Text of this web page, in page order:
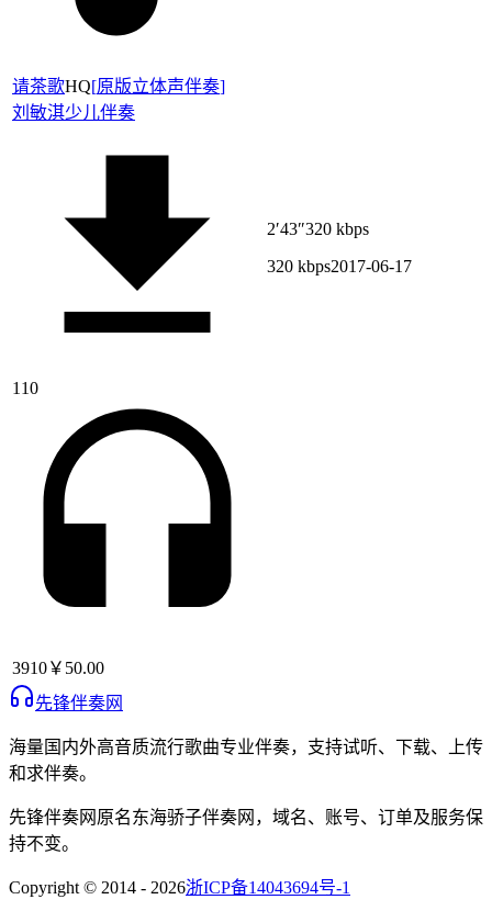
请茶歌HQ[原版立体声伴奏]
刘敏淇少儿伴奏
110
3910￥50.00
2′43″320 kbps
320 kbps2017-06-17
先锋伴奏网
海量国内外高音质流行歌曲专业伴奏，支持试听、下载、上传
和求伴奏。
先锋伴奏网 原名东海骄子伴奏网 ，域名、账号、订单及服务保
持不变。
Copyright © 2014 - 2026浙ICP备14043694号-1